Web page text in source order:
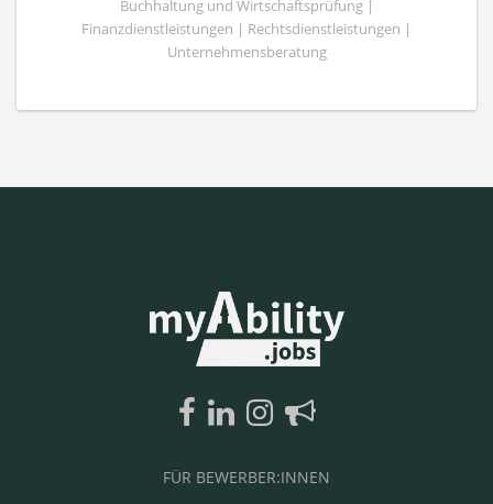
Buchhaltung und Wirtschaftsprüfung |
Finanzdienstleistungen | Rechtsdienstleistungen |
Unternehmensberatung
FÜR BEWERBER:INNEN